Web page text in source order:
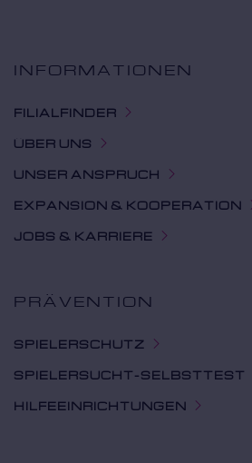
INFORMATIONEN
FILIALFINDER
ÜBER UNS
UNSER ANSPRUCH
EXPANSION & KOOPERATION
JOBS & KARRIERE
PRÄVENTION
SPIELERSCHUTZ
SPIELERSUCHT-SELBSTTEST
HILFEEINRICHTUNGEN